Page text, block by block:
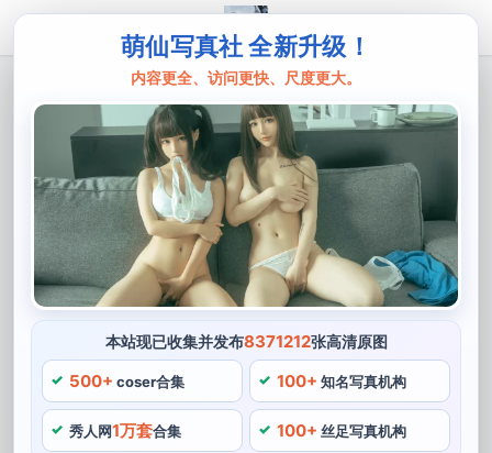
萌仙写真社 全新升级！
内容更全、访问更快、尺度更大。
本站现已收集并发布8371212张高清原图
500+ coser合集 100+ 知名写真机构
秀人网1万套合集 100+ 丝足写真机构
菌烨tako
快来看看！菌烨takocos图片大全精品合
集即将上架，期待你的到来
菌烨tako是一位备受喜爱的cos博主，这样的带有菌烨式
风格的cosplay图片，使得她的作品在细节方面更加完
美。她的作品和日常生活的分享都展现出她对生活的热爱
和对cosplay的执着追求，许多支持者已经在期待中了，
快来加入我们，菌烨tako将会有精美的cosplay图片合集
上架。源于她独特的“菌式”风格，她的作品总是令人惊
叹。